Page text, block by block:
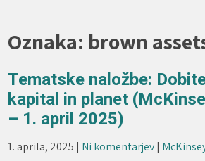
Oznaka: brown
Tematske naložbe:
kapital in planet
– 1. april 2025)
1. aprila, 2025 | Ni komentarjev|